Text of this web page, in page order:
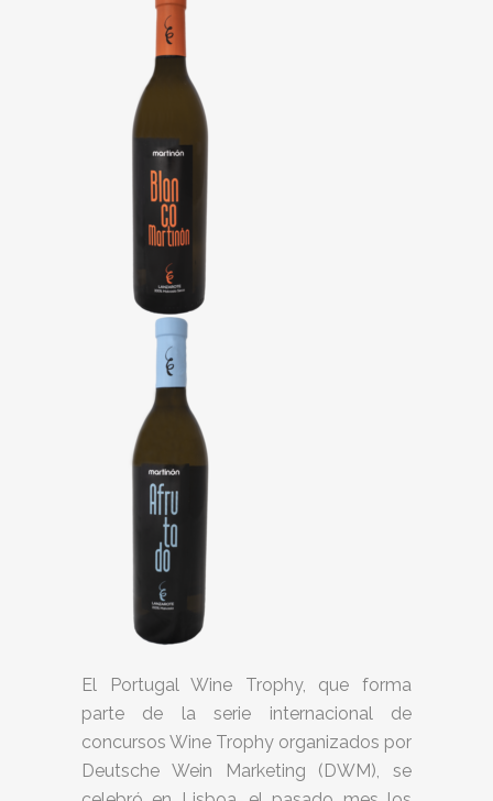
El Portugal Wine Trophy, que forma
parte de la serie internacional de
concursos Wine Trophy organizados por
Deutsche Wein Marketing (DWM), se